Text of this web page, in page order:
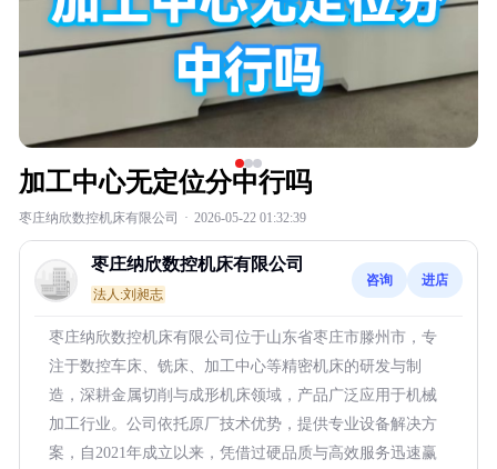
加工中心无定位分中行吗
枣庄纳欣数控机床有限公司 · 2026-05-22 01:32:39
枣庄纳欣数控机床有限公司
法人:刘昶志
咨询 进店
枣庄纳欣数控机床有限公司位于山东省枣庄市滕州市，专
注于数控车床、铣床、加工中心等精密机床的研发与制
造，深耕金属切削与成形机床领域，产品广泛应用于机械
加工行业。公司依托原厂技术优势，提供专业设备解决方
案，自2021年成立以来，凭借过硬品质与高效服务迅速赢